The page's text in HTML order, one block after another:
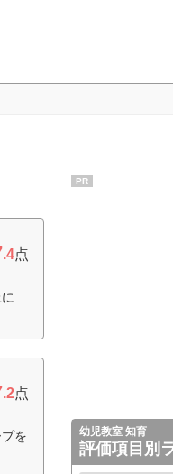
.4点
.2点
を
PR
幼児教室 知育
評価項目別